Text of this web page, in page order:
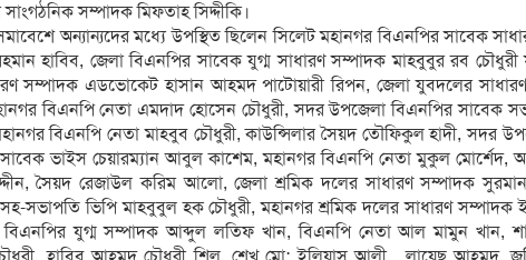
সম্পাদক মিফতাহ সিদ্দীকি।
অন্যান্যদের মধ্যে উপস্থিত ছিলেন সিলেট মহানগর বিএনপির সাবেক
হাবিব, জেলা বিএনপির সাবেক যুগ্ম সাধারণ সম্পাদক মাহবুবুর রব
সম্পাদক এডভোকেট হাসান আহমদ পাটোয়ারী রিপন, জেলা যুবদলের
বিএনপি নেতা এমদাদ হোসেন চৌধুরী, সদর উপজেলা বিএনপির সাবেক
বিএনপি নেতা মাহবুব চৌধুরী, কাউন্সিলার সৈয়দ তৌফিকুল হাদী, সদর
ভাইস চেয়ারম্যান আবুল কাশেম, মহানগর বিএনপি নেতা মুকুল মোর্শেদ,
সৈয়দ রেজাউল করিম আলো, জেলা শ্রমিক দলের সাধারণ সম্পাদক সুরমান
সভাপতি ভিপি মাহবুবুল হক চৌধুরী, মহানগর শ্রমিক দলের সাধারণ সম্পাদক
যুগ্ম সম্পাদক আব্দুল লতিফ খান, বিএনপি নেতা আল মামুন খান,